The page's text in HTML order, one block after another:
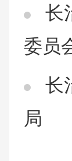
长
委员
长
局